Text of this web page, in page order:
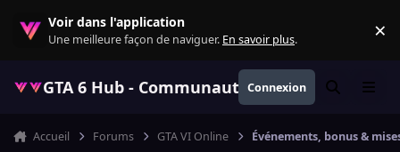
Voir dans l'application
Une meilleure façon de naviguer. En savoir plus. ×
GTA 6 Hub - Communauté GTA VI
Connexion Rechercher
Menu
Accueil Forums GTA VI Online Événements, bonus &